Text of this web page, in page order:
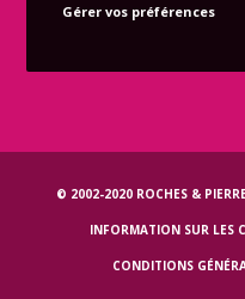
© 2002-2020 ROCHES &
INFORMATION SUR LES
CONDITIONS
Gérer vos préférences